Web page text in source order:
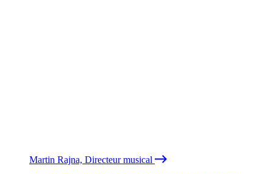
Martin Rajna, Directeur musical